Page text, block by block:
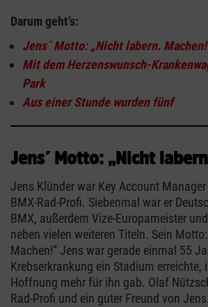
Darum geht’s:
Jens´ Motto: „Nicht labern.
Mit dem Herzenswunsch-
Park
Aus einer Stunde wurden fünf
Jens´ Motto: „Nicht
Jens Klünder war Key Account
BMX-Rad-Profi. Siebenmal war er
BMX, außerdem Vize-Europameister
neben vielen weiteren Titeln. Sein
Machen!“ Jens war gerade einmal 55
Krebserkrankung ein Stadium erreichte,
Hoffnung mehr für ihn gab. Olaf
Rad-Profi und ein guter Freund von